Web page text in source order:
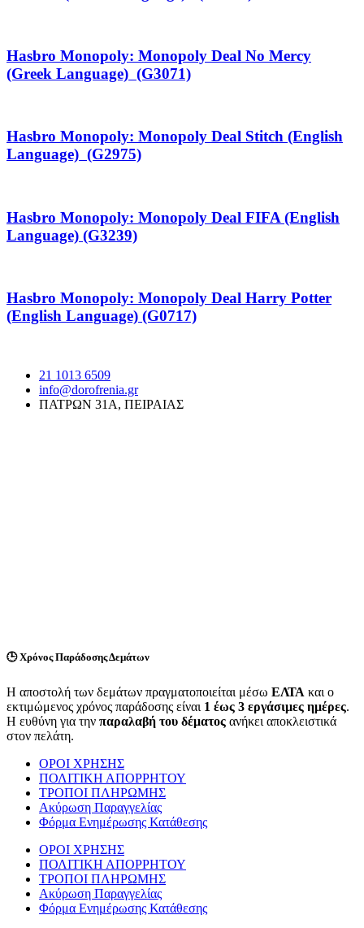
Hasbro Monopoly: Monopoly Deal No Mercy
(Greek Language) (G3071)
Hasbro Monopoly: Monopoly Deal Stitch (English
Language) (G2975)
Hasbro Monopoly: Monopoly Deal FIFA (English
Language) (G3239)
Hasbro Monopoly: Monopoly Deal Harry Potter
(English Language) (G0717)
21 1013 6509
info@dorofrenia.gr
ΠΑΤΡΩΝ 31Α, ΠΕΙΡΑΙΑΣ
🕒Χρόνος Παράδοσης Δεμάτων
Η αποστολή των δεμάτων πραγματοποιείται μέσω ΕΛΤΑ και ο
εκτιμώμενος χρόνος παράδοσης είναι 1 έως 3 εργάσιμες ημέρες.
Η ευθύνη για την παραλαβή του δέματος ανήκει αποκλειστικά
στον πελάτη.
ΟΡΟΙ ΧΡΗΣΗΣ
ΠΟΛΙΤΙΚΗ ΑΠΟΡΡΗΤΟΥ
ΤΡΟΠΟΙ ΠΛΗΡΩΜΗΣ
Ακύρωση Παραγγελίας
Φόρμα Ενημέρωσης Κατάθεσης
ΟΡΟΙ ΧΡΗΣΗΣ
ΠΟΛΙΤΙΚΗ ΑΠΟΡΡΗΤΟΥ
ΤΡΟΠΟΙ ΠΛΗΡΩΜΗΣ
Ακύρωση Παραγγελίας
Φόρμα Ενημέρωσης Κατάθεσης